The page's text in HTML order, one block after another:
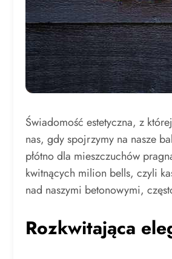
Świadomość estetyczna, z
nas, gdy spojrzymy na nasze
płótno dla mieszczuchów
kwitnących milion bells, czyli
nad naszymi betonowymi,
Rozkwitająca